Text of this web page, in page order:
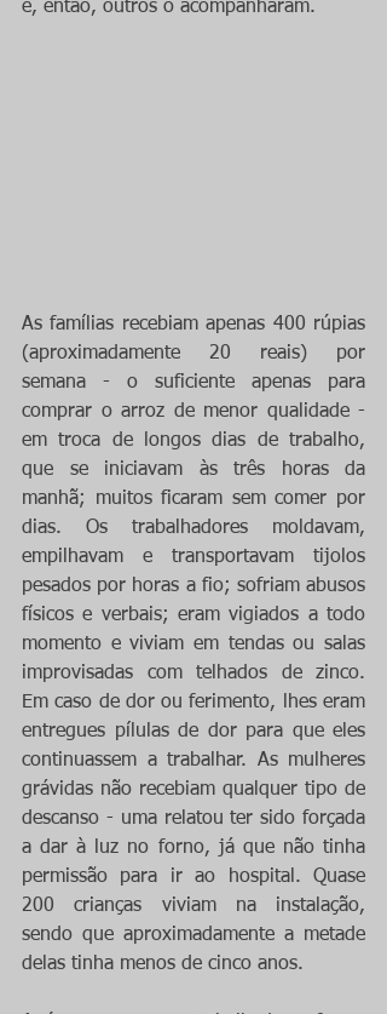
e, então, outros o acompanharam.
As famílias recebiam apenas 400 rúpias
(aproximadamente 20 reais) por
semana - o suficiente apenas para
comprar o arroz de menor qualidade -
em troca de longos dias de trabalho,
que se iniciavam às três horas da
manhã; muitos ficaram sem comer por
dias. Os trabalhadores moldavam,
empilhavam e transportavam tijolos
pesados por horas a fio; sofriam abusos
físicos e verbais; eram vigiados a todo
momento e viviam em tendas ou salas
improvisadas com telhados de zinco.
Em caso de dor ou ferimento, lhes eram
entregues pílulas de dor para que eles
continuassem a trabalhar. As mulheres
grávidas não recebiam qualquer tipo de
descanso - uma relatou ter sido forçada
a dar à luz no forno, já que não tinha
permissão para ir ao hospital. Quase
200 crianças viviam na instalação,
sendo que aproximadamente a metade
delas tinha menos de cinco anos.